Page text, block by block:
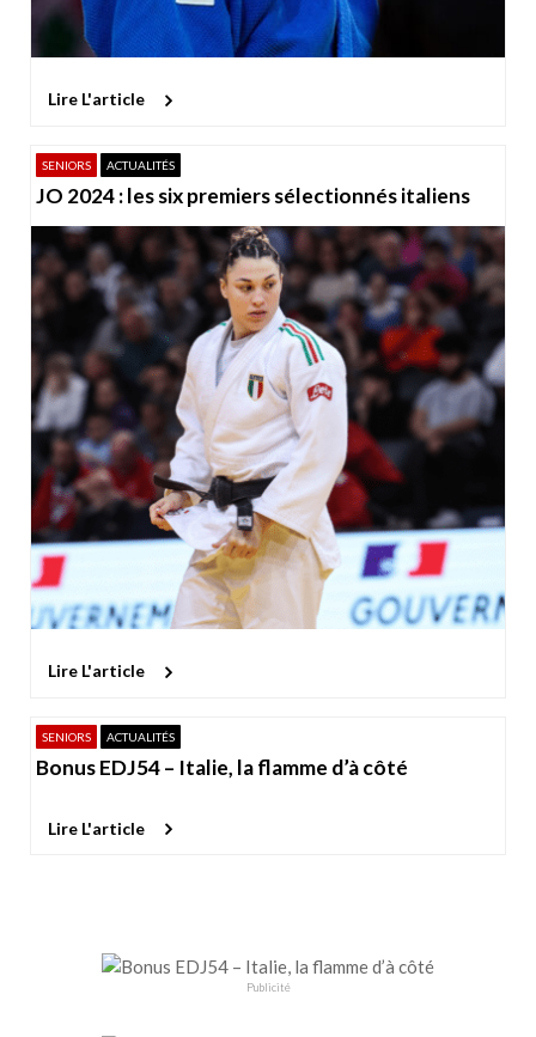
Lire L'article
SENIORS ACTUALITÉS
JO 2024 : les six premiers sélectionnés italiens
Lire L'article
SENIORS ACTUALITÉS
Bonus EDJ54 – Italie, la flamme d’à côté
Lire L'article
Publicité